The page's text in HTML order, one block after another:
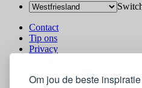
Om jou de beste
Contact
Tip ons
Privacy